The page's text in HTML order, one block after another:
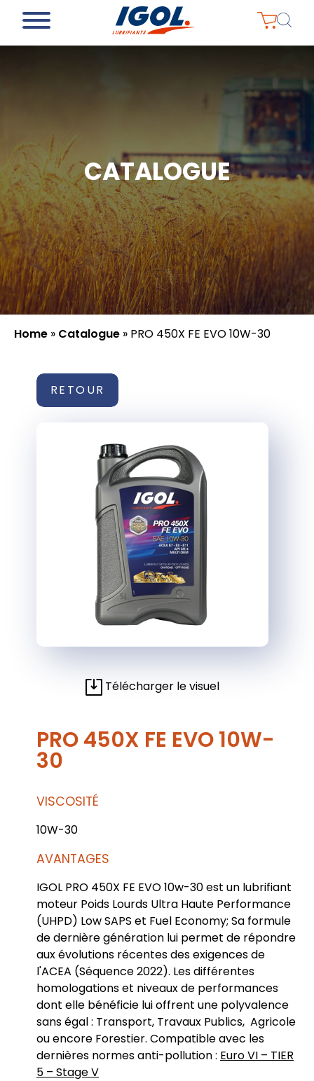
CATALOGUE
Home » Catalogue » PRO 450X FE EVO 10W-30
RETOUR
Télécharger le visuel
PRO 450X FE EVO 10W-
30
VISCOSITÉ
10W-30
AVANTAGES
IGOL PRO 450X FE EVO 10w-30 est un lubrifiant
moteur Poids Lourds Ultra Haute Performance
(UHPD) Low SAPS et Fuel Economy; Sa formule
de dernière génération lui permet de répondre
aux évolutions récentes des exigences de
l'ACEA (Séquence 2022). Les différentes
homologations et niveaux de performances
dont elle bénéficie lui offrent une polyvalence
sans égal : Transport, Travaux Publics, Agricole
ou encore Forestier. Compatible avec les
dernières normes anti-pollution : Euro VI – TIER
5 – Stage V